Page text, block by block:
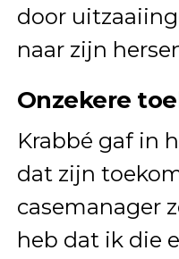
door
naar zijn
Onzekere
Krabbé gaf in
dat zijn
casemanager
heb dat ik die